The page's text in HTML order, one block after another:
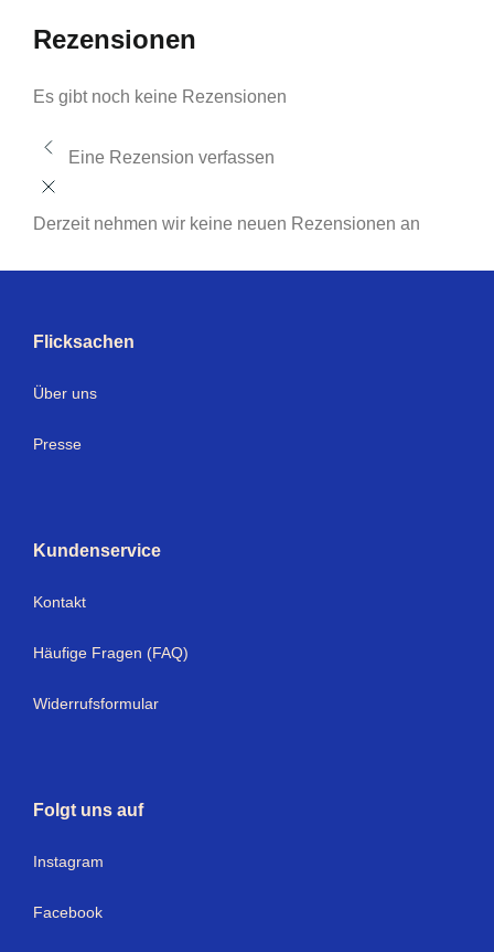
Rezensionen
Es gibt noch keine Rezensionen
Eine Rezension verfassen
Derzeit nehmen wir keine neuen Rezensionen an
Flicksachen
Über uns
Presse
Kundenservice
Kontakt
Häufige Fragen (FAQ)
Widerrufsformular
Folgt uns auf
Instagram
Facebook